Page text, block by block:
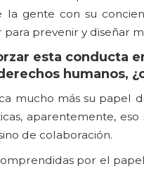
la gente con su
prevenir y diseñar
esta conducta
humanos,
mucho más su
aparentemente,
de colaboración.
por el